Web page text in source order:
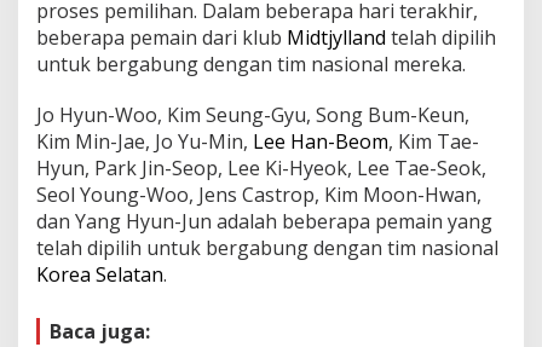
proses pemilihan. Dalam beberapa hari terakhir,
beberapa pemain dari klub Midtjylland telah dipilih
untuk bergabung dengan tim nasional mereka.
Jo Hyun-Woo, Kim Seung-Gyu, Song Bum-Keun,
Kim Min-Jae, Jo Yu-Min, Lee Han-Beom, Kim Tae-
Hyun, Park Jin-Seop, Lee Ki-Hyeok, Lee Tae-Seok,
Seol Young-Woo, Jens Castrop, Kim Moon-Hwan,
dan Yang Hyun-Jun adalah beberapa pemain yang
telah dipilih untuk bergabung dengan tim nasional
Korea Selatan.
Baca juga: